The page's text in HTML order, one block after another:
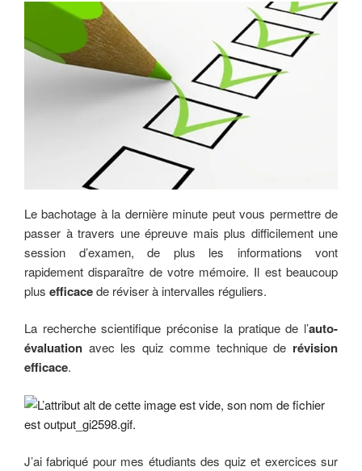
Le bachotage à la dernière minute peut vous permettre de
passer à travers une épreuve mais plus difficilement une
session d’examen, de plus les informations vont
rapidement disparaître de votre mémoire. Il est beaucoup
plus efficacede réviser à intervalles réguliers.
La recherche scientifique préconise la pratique de l’auto-
évaluation avec les quiz comme technique de révision
efficace.
J’ai fabriqué pour mes étudiants des quiz et exercices sur